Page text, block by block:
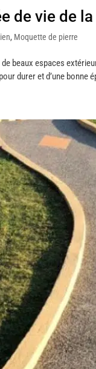
de vie de
, Moquette de pierre
beaux espaces
durer et d’une